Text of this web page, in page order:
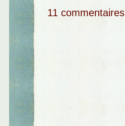
11 commentaires